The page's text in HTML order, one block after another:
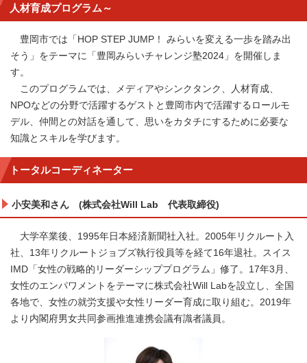
人材育成プログラム～
豊岡市では「HOP STEP JUMP！ みらいを変える一歩を踏み出
そう」をテーマに「豊岡みらいチャレンジ塾2024」を開催しま
す。
このプログラムでは、メディアやシンクタンク、人材育成、
NPOなどの分野で活躍するゲストと豊岡市内で活躍するロールモ
デル、仲間との対話を通して、思いをカタチにするために必要な
知識とスキルを学びます。
トータルコーディネーター
小安美和さん (株式会社Will Lab 代表取締役)
大学卒業後、1995年日本経済新聞社入社。2005年リクルート入
社、13年リクルートジョブズ執行役員等を経て16年退社。スイス
IMD「女性の戦略的リーダーシッププログラム」修了。17年3月、
女性のエンパワメントをテーマに株式会社Will Labを設立し、全国
各地で、女性の就労支援や女性リーダー育成に取り組む。2019年
より内閣府男女共同参画推進連携会議有識者議員。